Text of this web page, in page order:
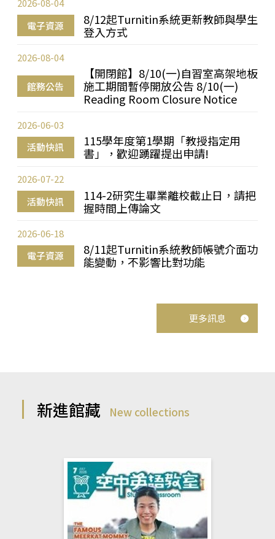
電子資源
8/12起Turnitin系統更新教師與學生
登入方式
2026-08-04
館務公告
【開閉館】8/10(一)自習室高架地板
施工期間暫停開放公告 8/10(一)
Reading Room Closure Notice
2026-08-04
活動快訊
115學年度第1學期「教授指定用
書」，歡迎踴躍提出申請!
2026-06-03
活動快訊
114-2研究生畢業離校截止日，請把
握時間上傳論文
2026-07-22
電子資源
8/11起Turnitin系統教師帳號介面功
能變動，不影響比對功能
2026-06-18
更多訊息
新進館藏 New collections